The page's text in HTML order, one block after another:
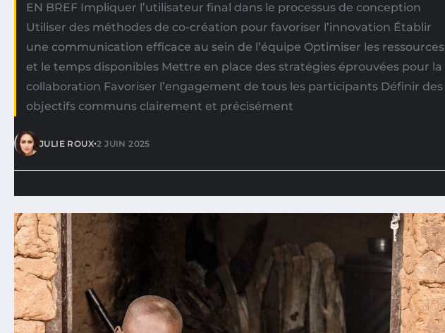
EN BREF Impliquer l’utilisateur final dans le processus de conception
Utiliser des méthodes de co-création pour favoriser l’innovation Établir
une communication efficace au sein de l’équipe Optimiser les ressources
et le temps disponibles Mettre en place des stratégies éprouvées pour la
collaboration Favoriser l’engagement de tous les participants Définir des
objectifs communs clairement et précisément
JULIE ROUX•2 JUIN 2025